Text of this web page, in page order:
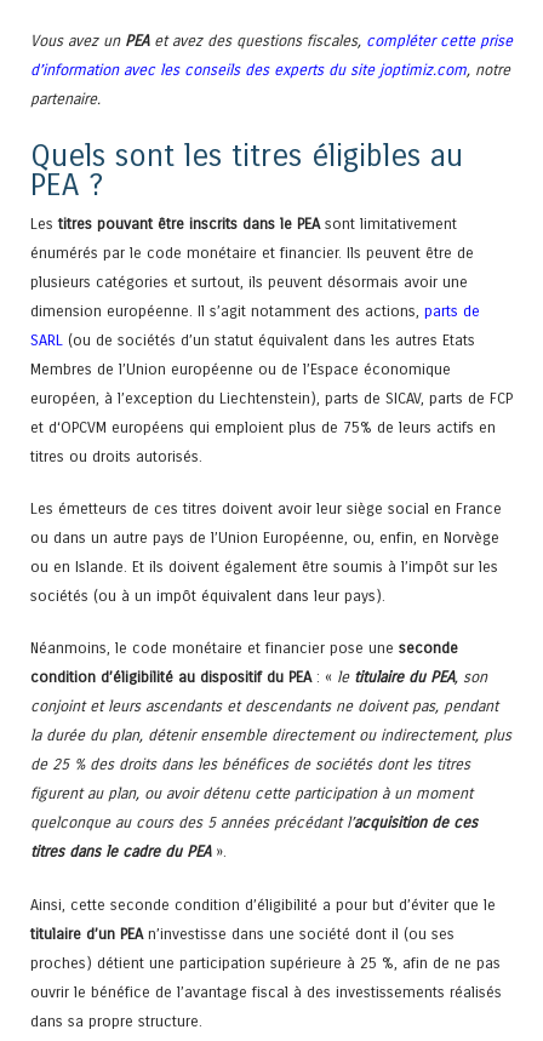
Vous avez un PEAet avez des questions fiscales, compléter cette prise
d’information avec les conseils des experts du site joptimiz.com, notre
partenaire.
Quels sont les titres éligibles au
PEA ?
Lestitres pouvant être inscrits dans le PEAsont limitativement
énumérés par le code monétaire et financier. Ils peuvent être de
plusieurs catégories et surtout, ils peuvent désormais avoir une
dimension européenne. Il s’agit notamment des actions, parts de
SARL (ou de sociétés d’un statut équivalent dans les autres Etats
Membres de l’Union européenne ou de l’Espace économique
européen, à l’exception du Liechtenstein), parts de SICAV, parts de FCP
et d‘OPCVM européens qui emploient plus de 75% de leurs actifs en
titres ou droits autorisés.
Les émetteurs de ces titres doivent avoir leur siège social en France
ou dans un autre pays de l’Union Européenne, ou, enfin, en Norvège
ou en Islande. Et ils doivent également être soumis à l’impôt sur les
sociétés (ou à un impôt équivalent dans leur pays).
Néanmoins, le code monétaire et financier pose une seconde
condition d’éligibilité au dispositif du PEA : « le titulaire du PEA, son
conjoint et leurs ascendants et descendants ne doivent pas, pendant
la durée du plan, détenir ensemble directement ou indirectement, plus
de 25 % des droits dans les bénéfices de sociétés dont les titres
figurent au plan, ou avoir détenu cette participation à un moment
quelconque au cours des 5 années précédant l’acquisition de ces
titres dans le cadre du PEA ».
Ainsi, cette seconde condition d’éligibilité a pour but d’éviter que le
titulaire d’un PEAn’investisse dans une société dont il (ou ses
proches) détient une participation supérieure à 25 %, afin de ne pas
ouvrir le bénéfice de l’avantage fiscal à des investissements réalisés
dans sa propre structure.